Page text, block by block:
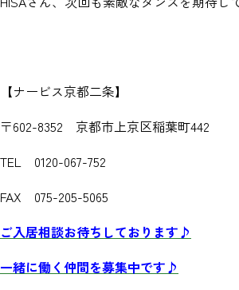
【ナービス京都二条】
〒602-8352 京都市上京区稲葉町442
TEL 0120-067-752
FAX 075-205-5065
ご入居相談お待ちしております♪
一緒に働く仲間を募集中です♪